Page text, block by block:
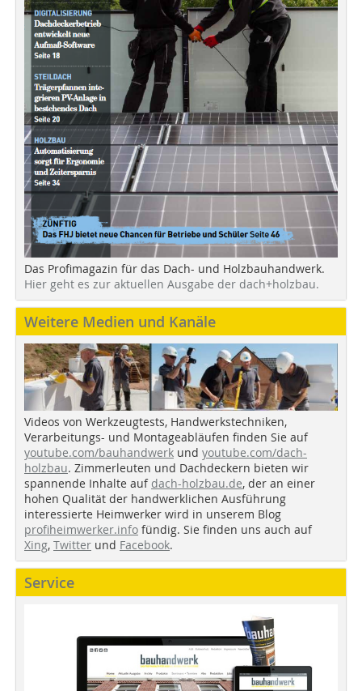
Das Profimagazin für das Dach- und Holzbauhandwerk.
Hier geht es zur aktuellen Ausgabe der dach+holzbau.
Weitere Medien und Kanäle
Videos von Werkzeugtests, Handwerkstechniken,
Verarbeitungs- und Montageabläufen finden Sie auf
youtube.com/bauhandwerk und youtube.com/dach-
holzbau. Zimmerleuten und Dachdeckern bieten wir
spannende Inhalte auf dach-holzbau.de, der an einer
hohen Qualität der handwerklichen Ausführung
interessierte Heimwerker wird in unserem Blog
profiheimwerker.info fündig. Sie finden uns auch auf
Xing, Twitter und Facebook.
Service